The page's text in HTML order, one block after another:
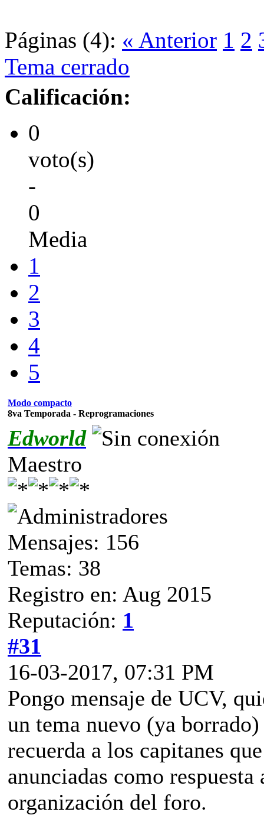
Páginas (4): « Anterior 1 2
Tema cerrado
Calificación:
0
voto(s)
-
0
Media
1
2
3
4
5
Modo compacto
8va Temporada - Reprogramaciones
Edworld
Maestro
Mensajes: 156
Temas: 38
Registro en: Aug 2015
Reputación: 1
#31
16-03-2017, 07:31 PM
Pongo mensaje de UCV,
un tema nuevo (ya
recuerda a los capitanes
anunciadas como
organización del foro.